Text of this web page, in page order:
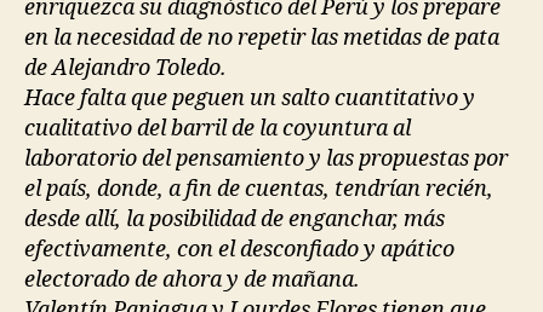
enriquezca su diagnóstico del Perú y los prepare
en la necesidad de no repetir las metidas de pata
de Alejandro Toledo.
Hace falta que peguen un salto cuantitativo y
cualitativo del barril de la coyuntura al
laboratorio del pensamiento y las propuestas por
el país, donde, a fin de cuentas, tendrían recién,
desde allí, la posibilidad de enganchar, más
efectivamente, con el desconfiado y apático
electorado de ahora y de mañana.